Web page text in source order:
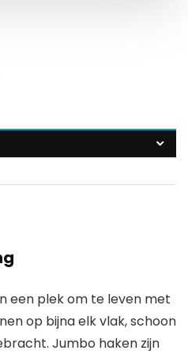
een plek om te leven met
op bijna elk vlak, schoon
Jumbo haken zijn